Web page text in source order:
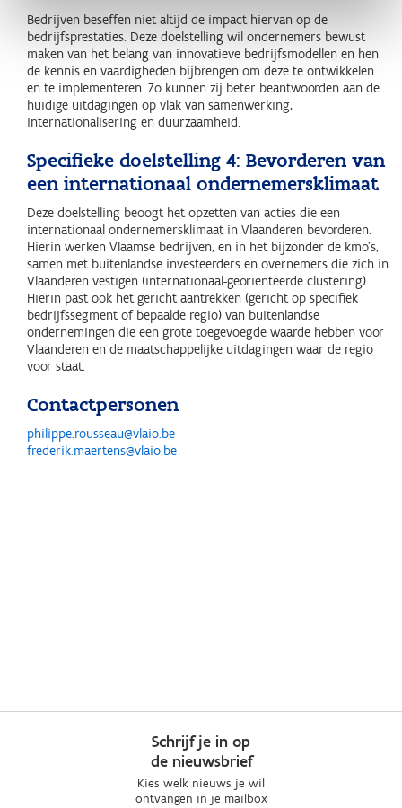
Bedrijven beseffen niet altijd de impact hiervan op de
bedrijfsprestaties. Deze doelstelling wil ondernemers bewust
maken van het belang van innovatieve bedrijfsmodellen en hen
de kennis en vaardigheden bijbrengen om deze te ontwikkelen
en te implementeren. Zo kunnen zij beter beantwoorden aan de
huidige uitdagingen op vlak van samenwerking,
internationalisering en duurzaamheid.
Specifieke doelstelling 4: Bevorderen van
een internationaal ondernemersklimaat
Deze doelstelling beoogt het opzetten van acties die een
internationaal ondernemersklimaat in Vlaanderen bevorderen.
Hierin werken Vlaamse bedrijven, en in het bijzonder de kmo’s,
samen met buitenlandse investeerders en overnemers die zich in
Vlaanderen vestigen (internationaal-georiënteerde clustering).
Hierin past ook het gericht aantrekken (gericht op specifiek
bedrijfssegment of bepaalde regio) van buitenlandse
ondernemingen die een grote toegevoegde waarde hebben voor
Vlaanderen en de maatschappelijke uitdagingen waar de regio
voor staat.
Contactpersonen
philippe.rousseau@vlaio.be
frederik.maertens@vlaio.be
Schrijf je in op
de nieuwsbrief
Kies welk nieuws je wil
ontvangen in je mailbox